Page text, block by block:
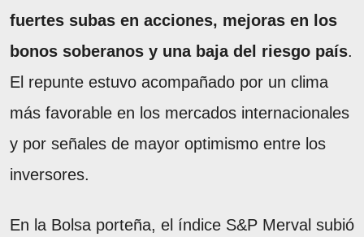
fuertes subas en acciones, mejoras en los
bonos soberanos y una baja del riesgo país.
El repunte estuvo acompañado por un clima
más favorable en los mercados internacionales
y por señales de mayor optimismo entre los
inversores.
En la Bolsa porteña, el índice S&P Merval subió